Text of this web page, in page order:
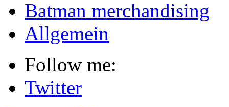
Batman merchandising
Allgemein
Follow me:
Twitter